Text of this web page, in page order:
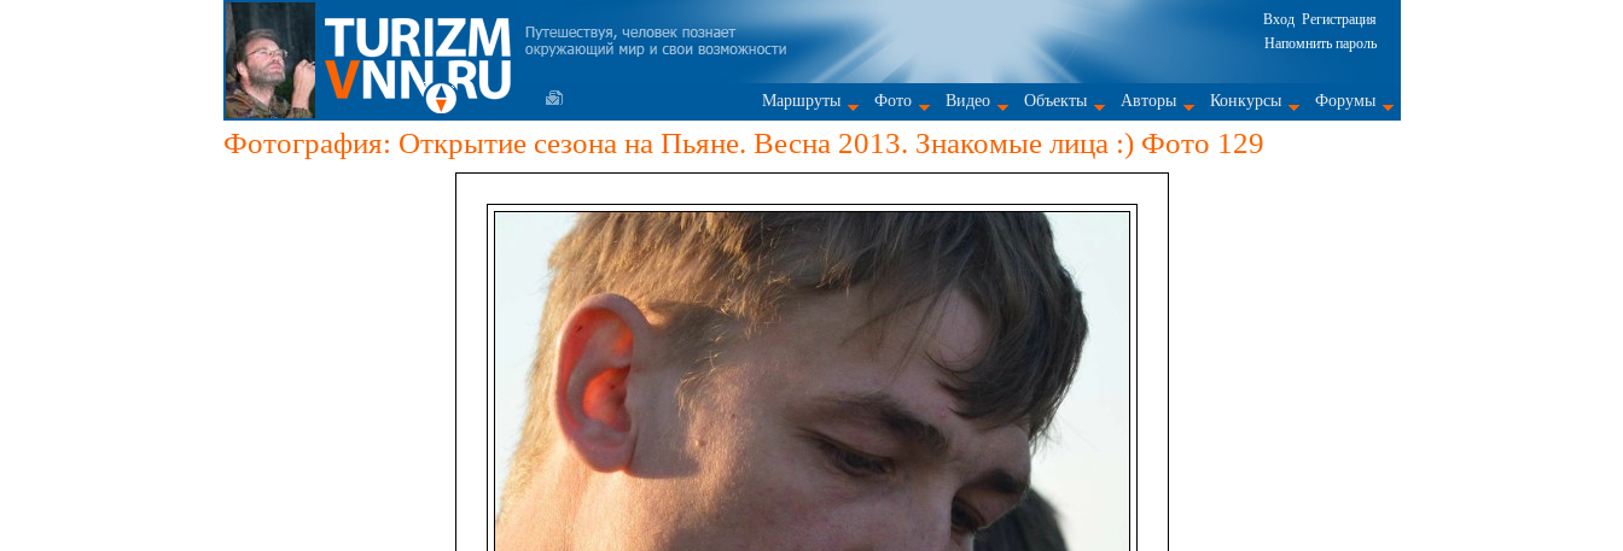
Вход Регистрация
Напомнить пароль
Маршруты Фото Видео Объекты Авторы Конкурсы Форумы
Фотография: Открытие сезона на Пьяне. Весна 2013. Знакомые лица :) Фото 129